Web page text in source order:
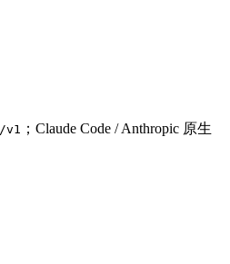
/v1
；Claude Code / Anthropic 原生